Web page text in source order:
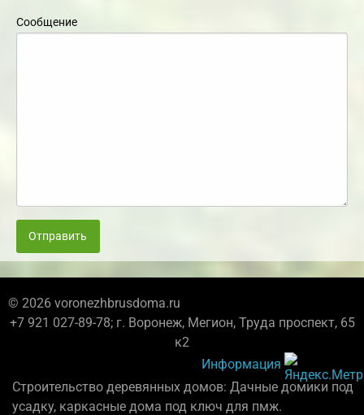
Сообщение
Отправить
© 2026 voronezhbrusdoma.ru
+7 921 027-89-78; г. Воронеж, Мегион, Труда проспект, 65
к2
Информация
Строительство деревянных домов: Дачные домики под
усадку, каркасные дома под ключ для пмж.